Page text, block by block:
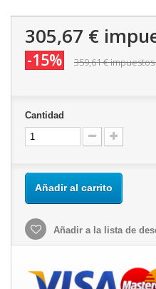
305,67 €
-15% 359,61 €impuestos
Cantidad
Añadir al carrito
Añadir a la lista de